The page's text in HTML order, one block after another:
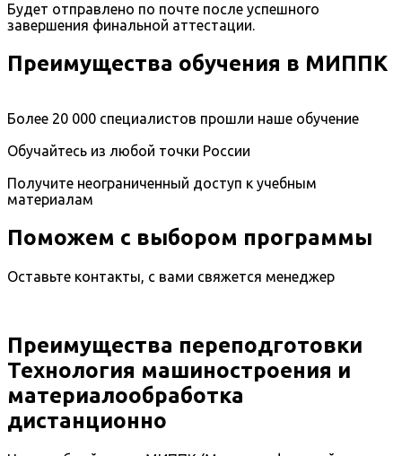
Будет отправлено по почте после успешного
завершения финальной аттестации.
Преимущества обучения в МИППК
Более 20 000 специалистов прошли наше обучение
Обучайтесь из любой точки России
Получите неограниченный доступ к учебным
материалам
Поможем с выбором программы
Оставьте контакты, с вами свяжется менеджер
Преимущества переподготовки
Технология машиностроения и
материалообработка
дистанционно